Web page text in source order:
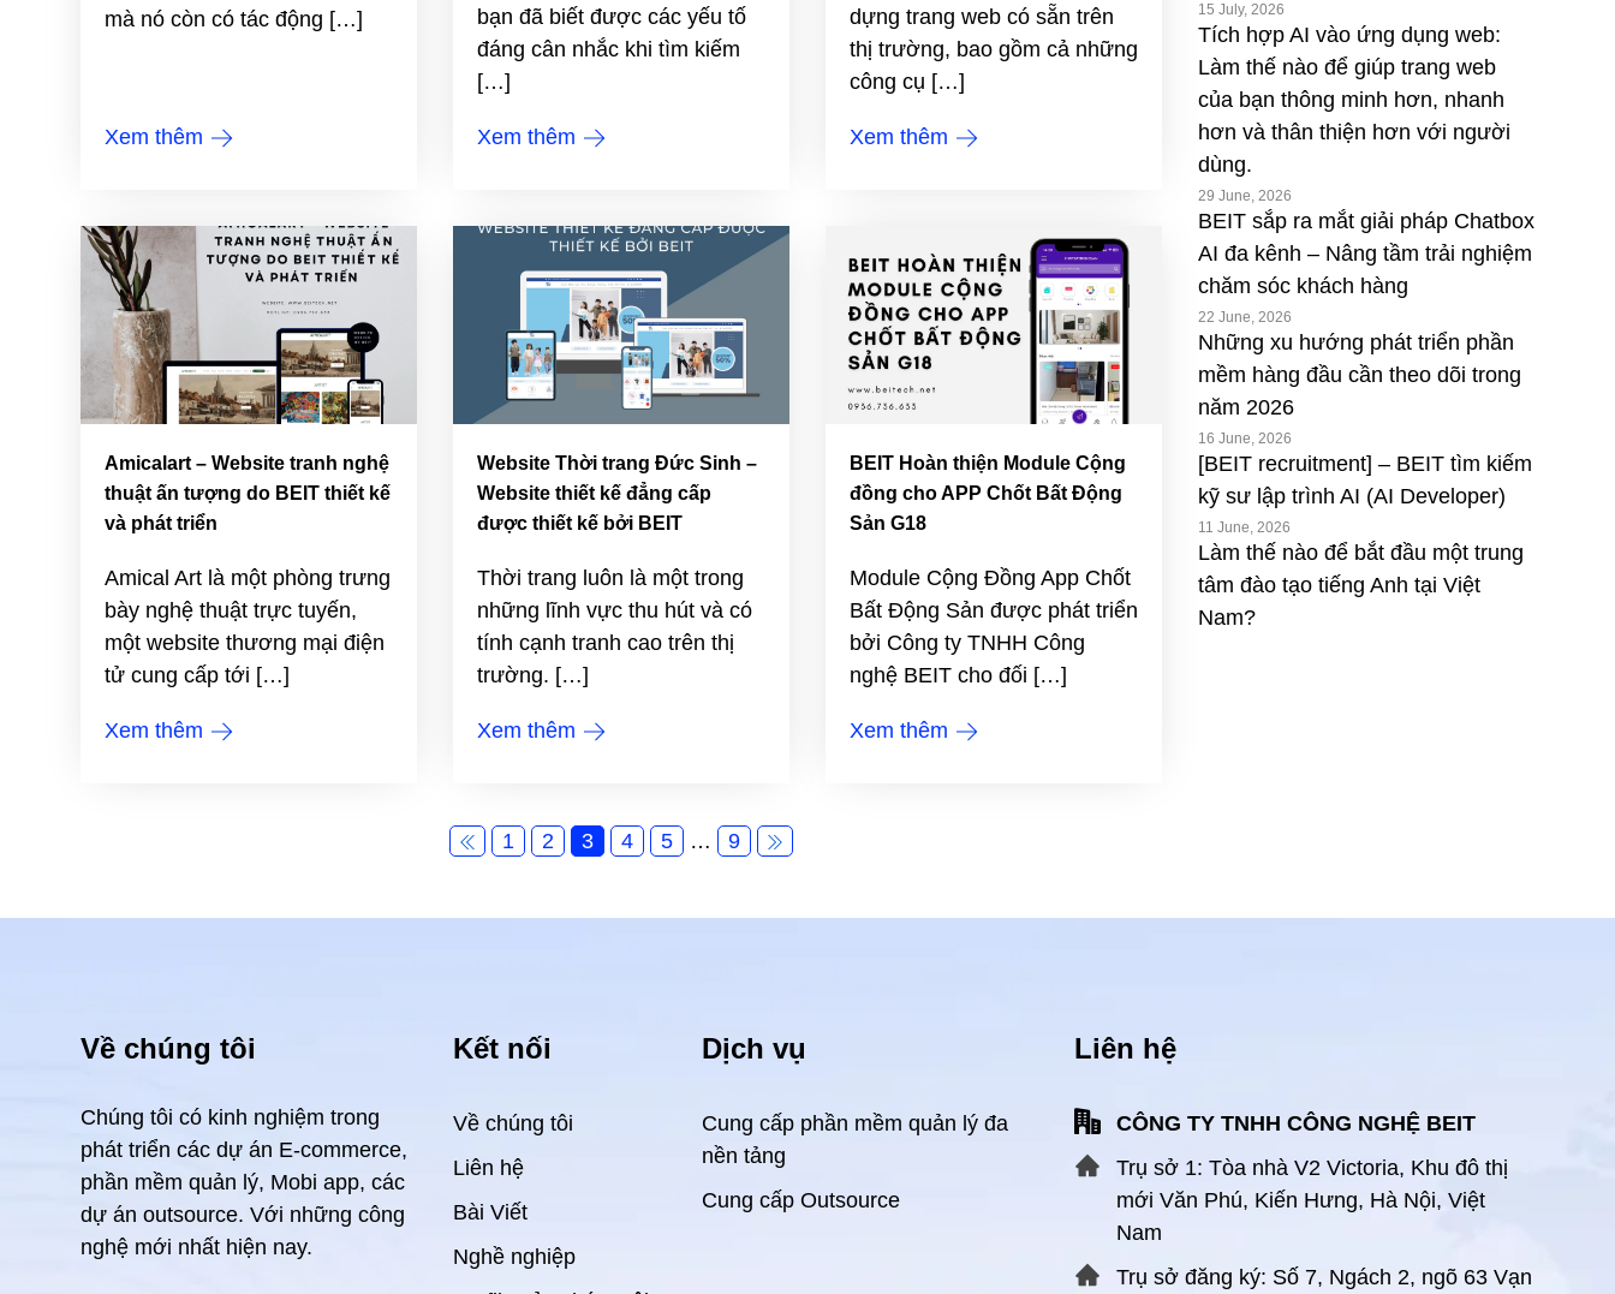
mà nó còn có tác động […]
Xem thêm
bạn đã biết được các yếu tố
đáng cân nhắc khi tìm kiếm
[…]
Xem thêm
dựng trang web có sẵn trên
thị trường, bao gồm cả những
công cụ […]
Xem thêm
Amicalart – Website tranh nghệ
thuật ấn tượng do BEIT thiết kế
và phát triển
Amical Art là một phòng trưng
bày nghệ thuật trực tuyến,
một website thương mại điện
tử cung cấp tới […]
Xem thêm
Website Thời trang Đức Sinh –
Website thiết kế đẳng cấp
được thiết kế bởi BEIT
Thời trang luôn là một trong
những lĩnh vực thu hút và có
tính cạnh tranh cao trên thị
trường. […]
Xem thêm
BEIT Hoàn thiện Module Cộng
đồng cho APP Chốt Bất Động
Sản G18
Module Cộng Đồng App Chốt
Bất Động Sản được phát triển
bởi Công ty TNHH Công
nghệ BEIT cho đối […]
Xem thêm
1 2 3 4 5 … 9
Tích hợp AI vào ứng dụng web:
Làm thế nào để giúp trang web
của bạn thông minh hơn, nhanh
hơn và thân thiện hơn với người
dùng.
15 July, 2026
BEIT sắp ra mắt giải pháp Chatbox
AI đa kênh – Nâng tầm trải nghiệm
chăm sóc khách hàng
29 June, 2026
Những xu hướng phát triển phần
mềm hàng đầu cần theo dõi trong
năm 2026
22 June, 2026
[BEIT recruitment] – BEIT tìm kiếm
kỹ sư lập trình AI (AI Developer)
16 June, 2026
Làm thế nào để bắt đầu một trung
tâm đào tạo tiếng Anh tại Việt
Nam?
11 June, 2026
Về chúng tôi
Chúng tôi có kinh nghiệm trong
phát triển các dự án E-commerce,
phần mềm quản lý, Mobi app, các
dự án outsource. Với những công
nghệ mới nhất hiện nay.
Kết nối
Về chúng tôi
Liên hệ
Bài Viết
Nghề nghiệp
Dịch vụ
Cung cấp phần mềm quản lý đa
nền tảng
Cung cấp Outsource
Liên hệ
CÔNG TY TNHH CÔNG NGHỆ BEIT
Trụ sở 1: Tòa nhà V2 Victoria, Khu đô thị
mới Văn Phú, Kiến Hưng, Hà Nội, Việt
Nam
Trụ sở đăng ký: Số 7, Ngách 2, ngõ 63 Vạn